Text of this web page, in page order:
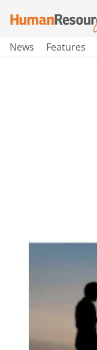
News Features